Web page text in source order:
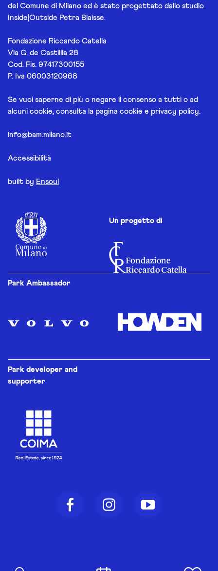
del Comune di Milano ed è stato progettato dallo studio
Inside|Outside Petra Blaisse.
Fondazione Riccardo Catella
Via G. de Castillia 28
Cod. Fis. 97417300155
P. Iva 06003120968
Se vuoi saperne di più o negare il consenso a tutti o ad
alcuni cookie, consulta la pagina cookie e privacy policy.
info@bam.milano.it
Accessibilità
built by Ensoul
Un progetto di
Park Ambassador
Park developer and
supporter